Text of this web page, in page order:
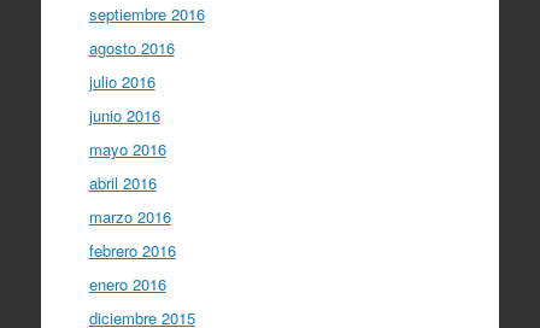
septiembre 2016
agosto 2016
julio 2016
junio 2016
mayo 2016
abril 2016
marzo 2016
febrero 2016
enero 2016
diciembre 2015